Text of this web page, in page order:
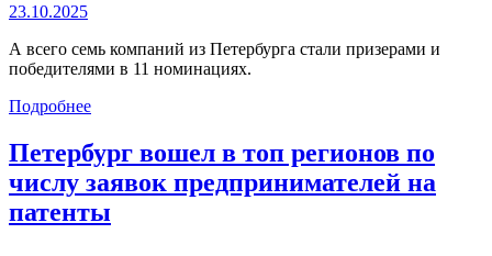
23.10.2025
А всего семь компаний из Петербурга стали призерами и
победителями в 11 номинациях.
Подробнее
Петербург вошел в топ регионов по
числу заявок предпринимателей на
патенты